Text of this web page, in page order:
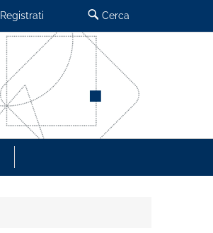
Cerca
Registrati